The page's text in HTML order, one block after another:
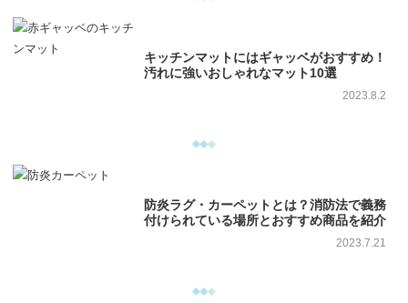
キッチンマットにはギャッベがおすすめ！
汚れに強いおしゃれなマット10選
2023.8.2
防炎ラグ・カーペットとは？消防法で義務
付けられている場所とおすすめ商品を紹介
2023.7.21